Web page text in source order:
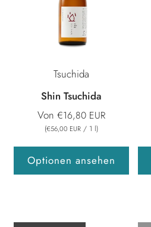
Tsuchida
Shin Tsuchida
Von €16,80 EUR
(€56,00 EUR / 1 l)
Optionen ansehen